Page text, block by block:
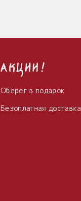
Акции!
Оберег в подарок
Безоплатная доставка